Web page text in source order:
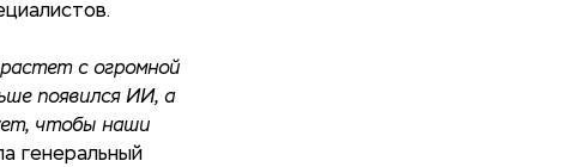
с огромной
появился ИИ, а
чтобы наши
генеральный